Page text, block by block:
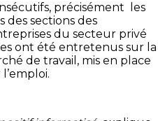
précisément les
des sections des
du secteur privé
ont été entretenus sur la
de travail, mis en place